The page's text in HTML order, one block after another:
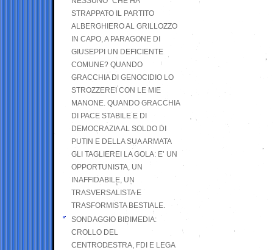
STRAPPATO IL PARTITO
ALBERGHIERO AL GRILLOZZO
IN CAPO, A PARAGONE DI
GIUSEPPI UN DEFICIENTE
COMUNE? QUANDO
GRACCHIA DI GENOCIDIO LO
STROZZEREI CON LE MIE
MANONE. QUANDO GRACCHIA
DI PACE STABILE E DI
DEMOCRAZIA AL SOLDO DI
PUTIN E DELLA SUA ARMATA
GLI TAGLIEREI LA GOLA: E’ UN
OPPORTUNISTA, UN
INAFFIDABILE, UN
TRASVERSALISTA E
TRASFORMISTA BESTIALE.
SONDAGGIO BIDIMEDIA:
CROLLO DEL
CENTRODESTRA, FDI E LEGA